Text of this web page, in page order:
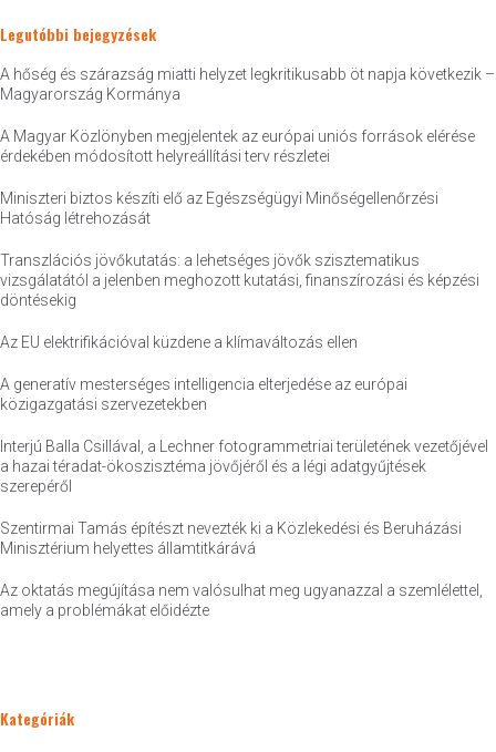
Legutóbbi bejegyzések
A hőség és szárazság miatti helyzet legkritikusabb öt napja következik –
Magyarország Kormánya
A Magyar Közlönyben megjelentek az európai uniós források elérése
érdekében módosított helyreállítási terv részletei
Miniszteri biztos készíti elő az Egészségügyi Minőségellenőrzési
Hatóság létrehozását
Transzlációs jövőkutatás: a lehetséges jövők szisztematikus
vizsgálatától a jelenben meghozott kutatási, finanszírozási és képzési
döntésekig
Az EU elektrifikációval küzdene a klímaváltozás ellen
A generatív mesterséges intelligencia elterjedése az európai
közigazgatási szervezetekben
Interjú Balla Csillával, a Lechner fotogrammetriai területének vezetőjével
a hazai téradat-ökoszisztéma jövőjéről és a légi adatgyűjtések
szerepéről
Szentirmai Tamás építészt nevezték ki a Közlekedési és Beruházási
Minisztérium helyettes államtitkárává
Az oktatás megújítása nem valósulhat meg ugyanazzal a szemlélettel,
amely a problémákat előidézte
Kategóriák